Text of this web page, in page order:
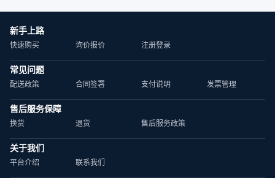
新手上路
快速购买 询价报价 注册登录
常见问题
配送政策 合同签署 支付说明 发票管理
售后服务保障
换货 退货 售后服务政策
关于我们
平台介绍 联系我们